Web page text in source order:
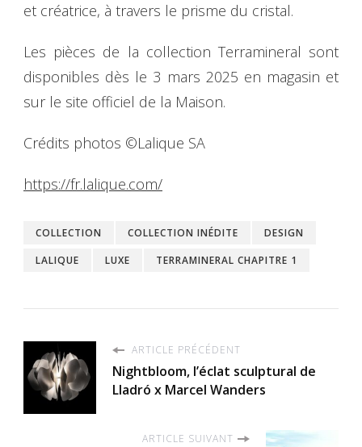
et créatrice, à travers le prisme du cristal.
Les pièces de la collection Terramineral sont
disponibles dès le 3 mars 2025 en magasin et
sur le site officiel de la Maison.
Crédits photos ©Lalique SA
https://fr.lalique.com/
COLLECTION COLLECTION INÉDITE
DESIGN
LALIQUE
LUXE TERRAMINERAL CHAPITRE 1
ARTICLE PRÉCÉDENT
Nightbloom, l’éclat sculptural de
Lladró x Marcel Wanders
ARTICLE SUIVANT